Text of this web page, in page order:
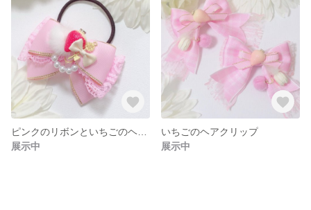
展示中
いちごのヘアクリップ
展示中